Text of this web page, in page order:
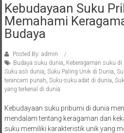
Kebudayaan Suku
Memahami
Budaya
Posted By: admin
Budaya suku dunia Keberagaman suku di
Suku asli dunia Suku Paling Unik di Dunia
terancam punah Suku-suku adat di dunia
yang terkenal di dunia
Kebudayaan suku pribumi di dunia
mendalam tentang keragaman dan
suku memiliki karakteristik unik yang